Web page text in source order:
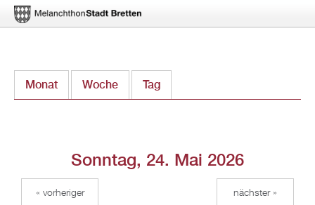
zum
Monat Woche Tag
Sonntag, 24. Mai 2026
« vorheriger nächster »